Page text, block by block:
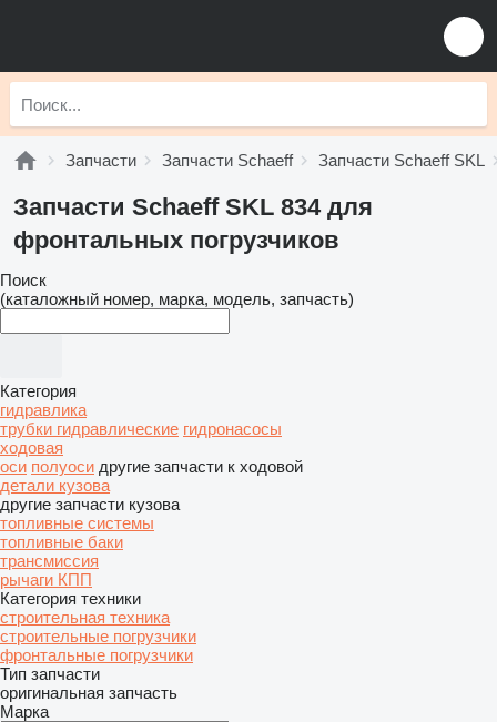
Запчасти Запчасти Schaeff Запчасти Schaeff SKL
Запчасти Schaeff SKL 834 для
фронтальных погрузчиков
Поиск
(каталожный номер, марка, модель, запчасть)
Категория
гидравлика
трубки гидравлические гидронасосы
ходовая
оси полуоси другие запчасти к ходовой
детали кузова
другие запчасти кузова
топливные системы
топливные баки
трансмиссия
рычаги КПП
Категория техники
строительная техника
строительные погрузчики
фронтальные погрузчики
Тип запчасти
оригинальная запчасть
Марка